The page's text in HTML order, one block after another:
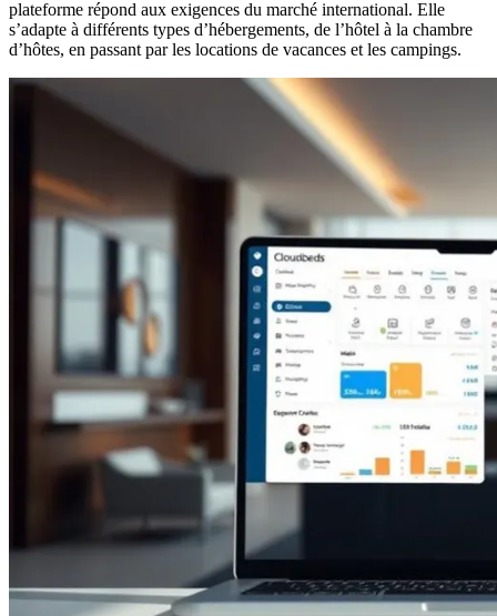
plateforme répond aux exigences du marché international. Elle
s’adapte à différents types d’hébergements, de l’hôtel à la chambre
d’hôtes, en passant par les locations de vacances et les campings.